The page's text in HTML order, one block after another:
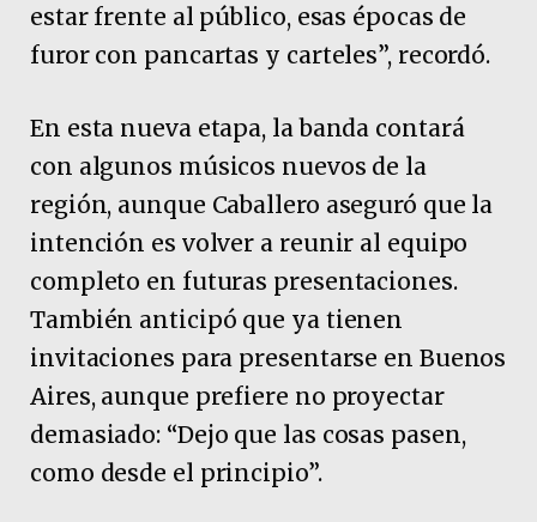
estar frente al público, esas épocas de
furor con pancartas y carteles”, recordó.
En esta nueva etapa, la banda contará
con algunos músicos nuevos de la
región, aunque Caballero aseguró que la
intención es volver a reunir al equipo
completo en futuras presentaciones.
También anticipó que ya tienen
invitaciones para presentarse en Buenos
Aires, aunque prefiere no proyectar
demasiado: “Dejo que las cosas pasen,
como desde el principio”.